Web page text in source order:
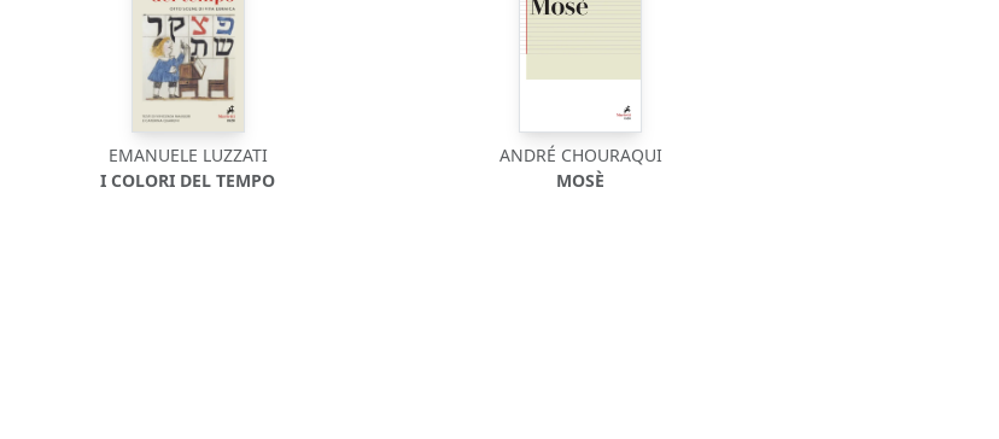
EMANUELE LUZZATI
I COLORI DEL TEMPO
ANDRÉ CHOURAQUI
MOSÈ